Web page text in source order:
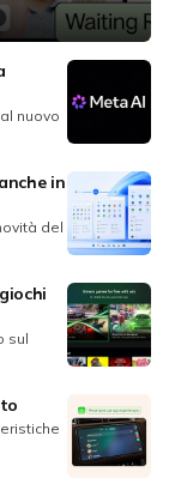
nuovo
in
del
sul